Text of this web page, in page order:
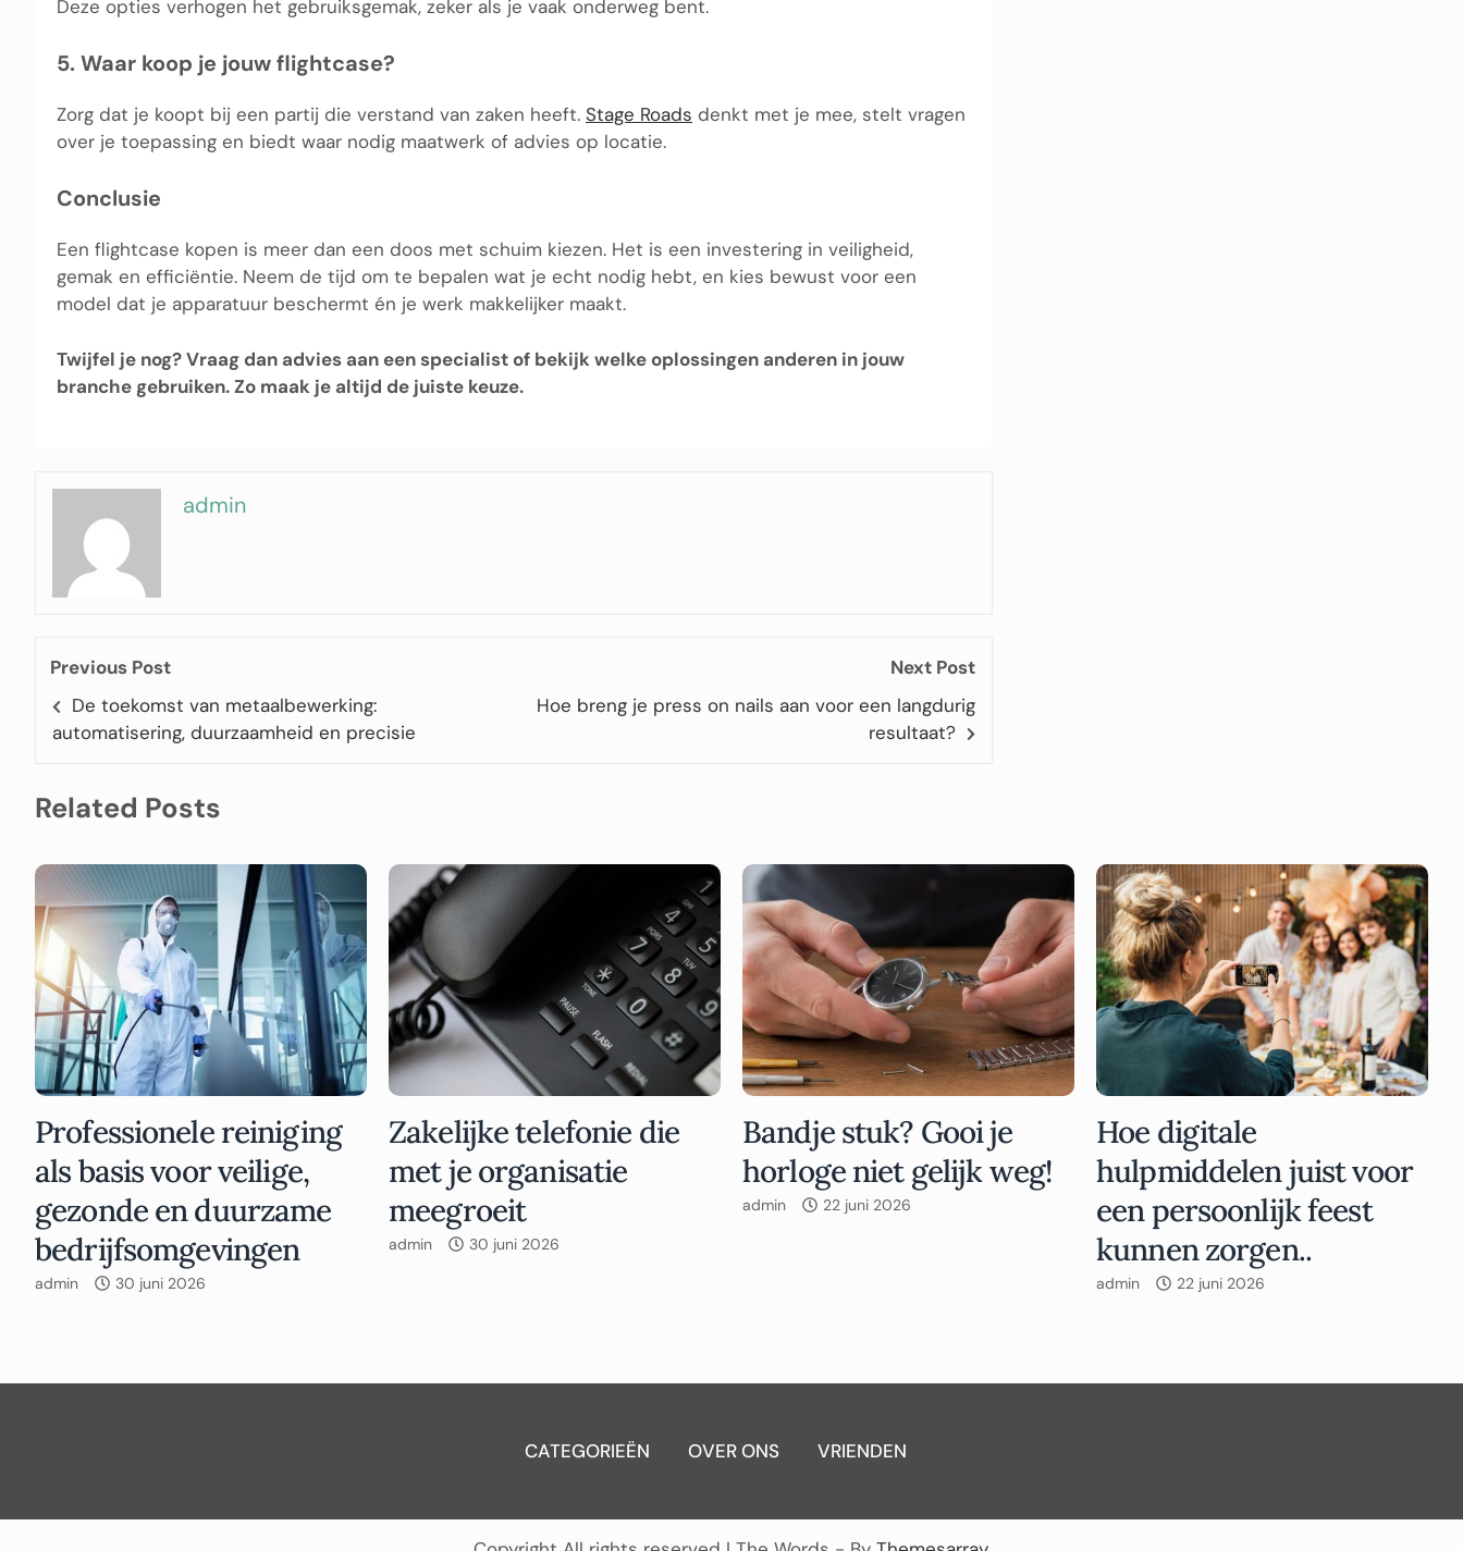
Deze opties verhogen het gebruiksgemak, zeker als je vaak onderweg bent.
5. Waar koop je jouw flightcase?
Zorg dat je koopt bij een partij die verstand van zaken heeft. Stage Roads denkt met je mee, stelt vragen
over je toepassing en biedt waar nodig maatwerk of advies op locatie.
Conclusie
Een flightcase kopen is meer dan een doos met schuim kiezen. Het is een investering in veiligheid,
gemak en efficiëntie. Neem de tijd om te bepalen wat je echt nodig hebt, en kies bewust voor een
model dat je apparatuur beschermt én je werk makkelijker maakt.
Twijfel je nog? Vraag dan advies aan een specialist of bekijk welke oplossingen anderen in jouw
branche gebruiken. Zo maak je altijd de juiste keuze.
admin
Previous Post
De toekomst van metaalbewerking:
automatisering, duurzaamheid en precisie
Next Post
Hoe breng je press on nails aan voor een langdurig
resultaat?
Related Posts
Professionele reiniging
als basis voor veilige,
gezonde en duurzame
bedrijfsomgevingen
admin 30 juni 2026
Zakelijke telefonie die
met je organisatie
meegroeit
admin 30 juni 2026
Bandje stuk? Gooi je
horloge niet gelijk weg!
admin 22 juni 2026
Hoe digitale
hulpmiddelen juist voor
een persoonlijk feest
kunnen zorgen..
admin 22 juni 2026
CATEGORIEËN OVER ONS VRIENDEN